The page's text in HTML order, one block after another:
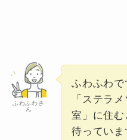
ふわふわさ
ん
ふわふわで
「ステラ
室」に住
待ってい